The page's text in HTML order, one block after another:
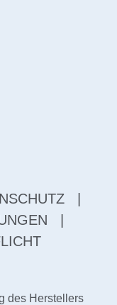
des Herstellers